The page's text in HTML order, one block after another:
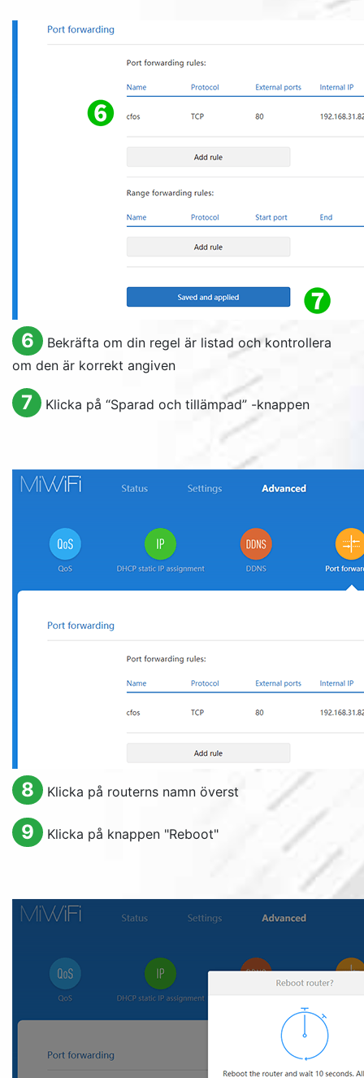
6
Bekräfta om din regel är listad och kontrollera
om den är korrekt angiven
7 Klicka på “Sparad och tillämpad” -knappen
8 Klicka på routerns namn överst
9 Klicka på knappen "Reboot"